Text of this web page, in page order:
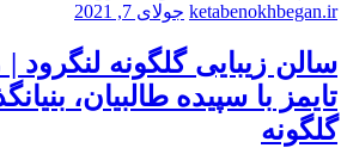
ketabenokhbegan.ir جولای 7, 2021
سالن زیبایی گلگونه لنگرود
تایمز با سپیده طالبیان،
گلگونه